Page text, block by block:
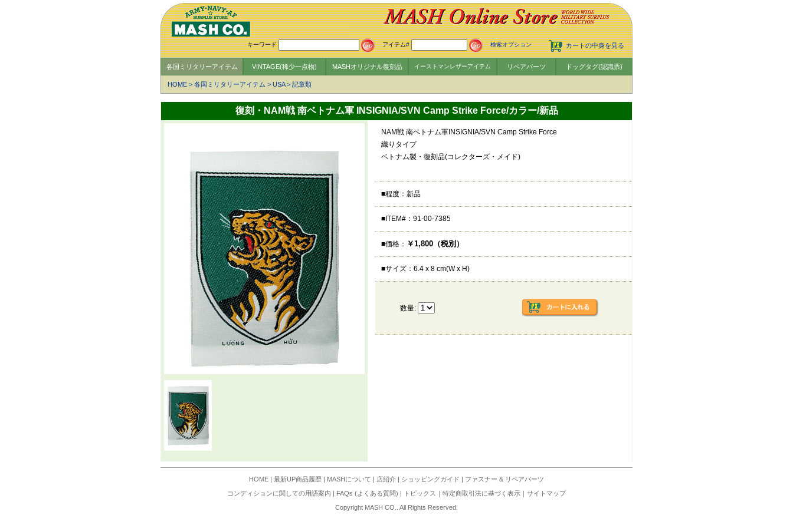
カートの中身を見る
キーワード アイテム# 検索オプション
各国ミリタリーアイテム VINTAGE(稀少一点物) MASHオリジナル復刻品 イーストマンレザーアイテム リペアパーツ ドッグタグ(認識票)
HOME > 各国ミリタリーアイテム > USA> 記章類
復刻・NAM戦 南ベトナム軍 INSIGNIA/SVN Camp Strike Force/カラー/新品
NAM戦 南ベトナム軍INSIGNIA/SVN Camp Strike Force
織りタイプ
ベトナム製・復刻品(コレクターズ・メイド)
■程度：新品
■ITEM#：91-00-7385
■価格： ￥1,800（税別）
■サイズ：6.4 x 8 cm(W x H)
数量:
HOME | 最新UP商品履歴 | MASHについて | 店紹介 | ショッピングガイド | ファスナー & リペアパーツ
コンディションに関しての用語案内 | FAQs (よくある質問) | トピックス ｜ 特定商取引法に基づく表示 ｜ サイトマップ
Copyright MASH CO.. All Rights Reserved.